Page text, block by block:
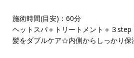
施術時間(目安)：60分
ヘットスパ＋トリートメント＋３step
髪をダブルケア☆内側からしっかり保